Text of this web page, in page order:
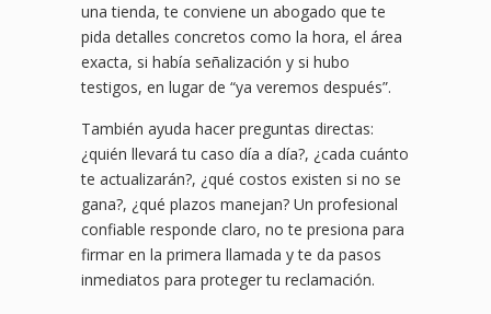
una tienda, te conviene un abogado que te
pida detalles concretos como la hora, el área
exacta, si había señalización y si hubo
testigos, en lugar de “ya veremos después”.
También ayuda hacer preguntas directas:
¿quién llevará tu caso día a día?, ¿cada cuánto
te actualizarán?, ¿qué costos existen si no se
gana?, ¿qué plazos manejan? Un profesional
confiable responde claro, no te presiona para
firmar en la primera llamada y te da pasos
inmediatos para proteger tu reclamación.